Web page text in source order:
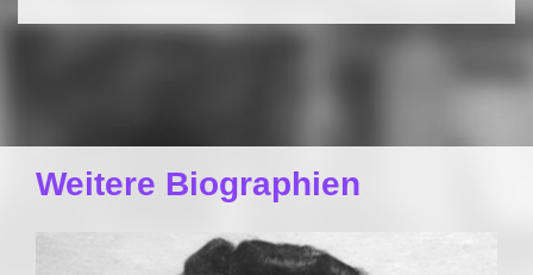
Weitere Biographien